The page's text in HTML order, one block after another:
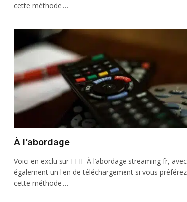
cette méthode.…
À l’abordage
Voici en exclu sur FFIF À l’abordage streaming fr, avec
également un lien de téléchargement si vous préférez
cette méthode.…